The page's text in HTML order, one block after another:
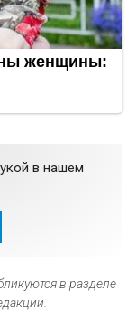
в нашем
в разделе